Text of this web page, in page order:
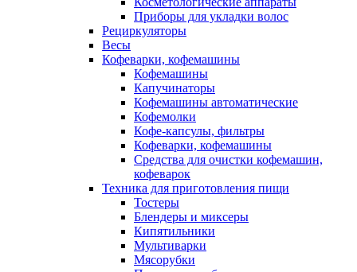
Приборы для укладки волос
Рециркуляторы
Весы
Кофеварки, кофемашины
Кофемашины
Капучинаторы
Кофемашины автоматические
Кофемолки
Кофе-капсулы, фильтры
Кофеварки, кофемашины
Средства для очистки кофемашин,
кофеварок
Техника для приготовления пищи
Тостеры
Блендеры и миксеры
Кипятильники
Мультиварки
Мясорубки